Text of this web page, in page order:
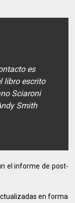
es
libro escrito
Sciaroni
Smith
el informe de post-
en forma